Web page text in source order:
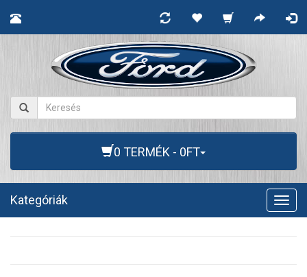
0 TERMÉK - 0FT
Kategóriák